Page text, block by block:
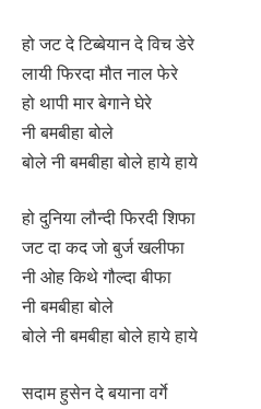
हो जट दे टिब्बेयान दे विच डेरे
लायी फिरदा मौत नाल फेरे
हो थापी मार बेगाने घेरे
नी बमबीहा बोले
बोले नी बमबीहा बोले हाये हाये
हो दुनिया लौन्दी फिरदी शिफा
जट दा कद जो बुर्ज खलीफा
नी ओह किथे गौल्दा बीफा
नी बमबीहा बोले
बोले नी बमबीहा बोले हाये हाये
सदाम हुसेन दे बयाना वर्गे